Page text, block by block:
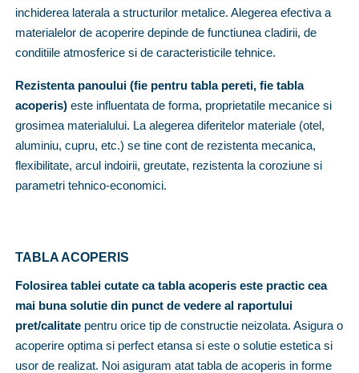
inchiderea laterala a structurilor metalice. Alegerea efectiva a
materialelor de acoperire depinde de functiunea cladirii, de
conditiile atmosferice si de caracteristicile tehnice.
Rezistenta panoului (fie pentru tabla pereti, fie tabla
acoperis) este influentata de forma, proprietatile mecanice si
grosimea materialului. La alegerea diferitelor materiale (otel,
aluminiu, cupru, etc.) se tine cont de rezistenta mecanica,
flexibilitate, arcul indoirii, greutate, rezistenta la coroziune si
parametri tehnico-economici.
TABLA ACOPERIS
Folosirea tablei cutate ca tabla acoperis este practic cea
mai buna solutie din punct de vedere al raportului
pret/calitate pentru orice tip de constructie neizolata. Asigura o
acoperire optima si perfect etansa si este o solutie estetica si
usor de realizat. Noi asiguram atat tabla de acoperis in forme